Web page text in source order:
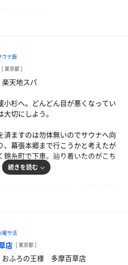
に乗り、三田駅へ。三田駅構内か
ではないがそれなりには歩くな。パ
細くて狭い飲み屋街を一本入った
たので、その証拠を店員に見せ
もスムーズに入店できた。洗体を
とした温度、湿度を感じられるサ
いたので2セットともそちらで。2セ
リュもできた。しっかりと身体を温
き取った上で2Fにある内気浴スペ
ても好みだな。一人暮らししたら
と考えながら整いました。
ウナ飯
[ 東京都 ]
天地スパ
小杉へ。どんどん目が悪くなってい
切にしよう。
済ますのは勿体無いのでサウナへ向
、幕張本郷まで行こうかと考えたが
錦糸町で下車。辿り着いたのがこち
身体を温めることができた。8分
風呂であった。温度は15℃くらい。
保つことができる施設さん、頑張ら
キンキンです。
続きを読む
曜サ活
店 [ 東京都 ]
ふろの王様 多摩百草店